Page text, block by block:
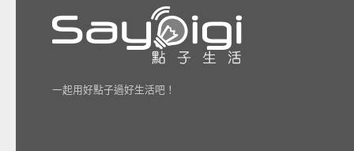
一起用好點子過好生活吧！